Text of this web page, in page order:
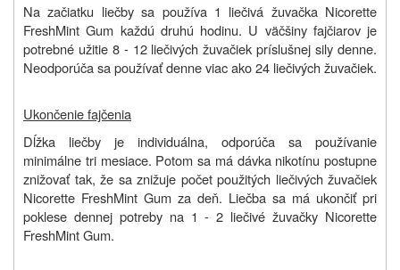
Na začiatku liečby sa používa 1 liečivá žuvačka Nicorette
FreshMint Gum každú druhú hodinu. U väčšiny fajčiarov je
potrebné užitie 8 - 12 liečivých žuvačiek príslušnej sily denne.
Neodporúča sa používať denne viac ako 24 liečivých žuvačiek.
Ukončenie fajčenia
Dĺžka liečby je individuálna, odporúča sa používanie
minimálne tri mesiace. Potom sa má dávka nikotínu postupne
znižovať tak, že sa znižuje počet použitých liečivých žuvačiek
Nicorette FreshMint Gum za deň. Liečba sa má ukončiť pri
poklese dennej potreby na 1 - 2 liečivé žuvačky Nicorette
FreshMint Gum.